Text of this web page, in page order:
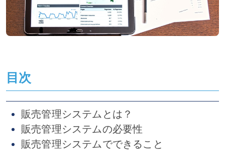
目次
販売管理システムとは？
販売管理システムの必要性
販売管理システムでできること